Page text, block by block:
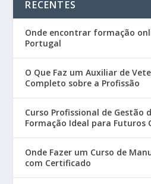
RECENTES
Onde encontrar formação
Portugal
O Que Faz um Auxiliar de
Completo sobre a Profissão
Curso Profissional de Gestão
Formação Ideal para Futuros
Onde Fazer um Curso de
com Certificado